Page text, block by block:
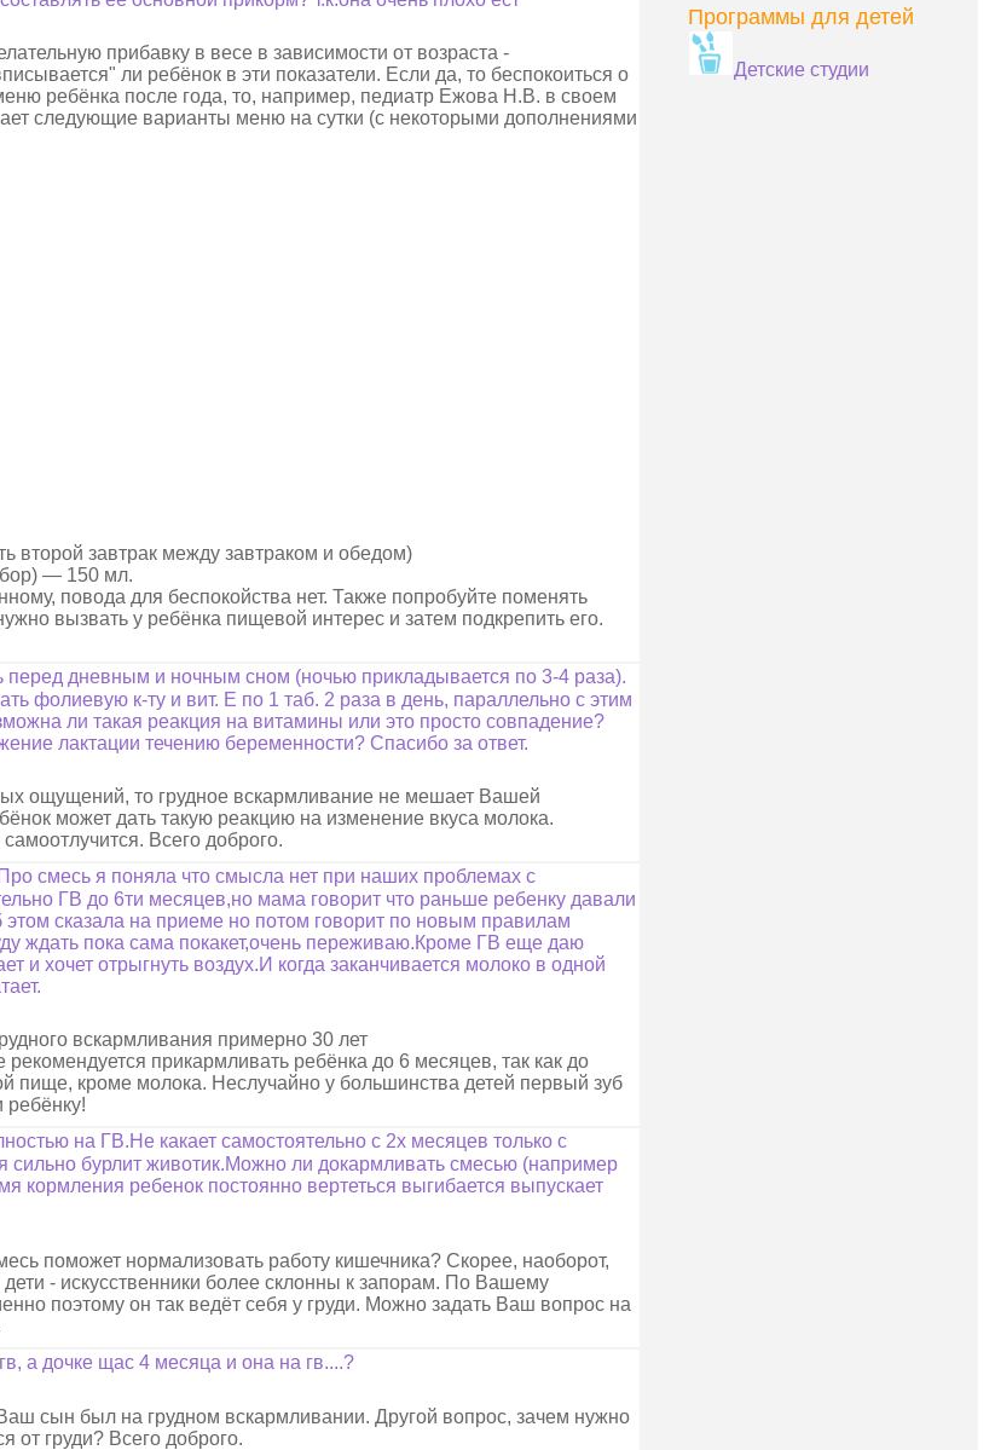
прибавку в весе в зависимости от возраста -
ли ребёнок в эти показатели. Если да, то беспокоиться о
ребёнка после года, то, например, педиатр Ежова Н.В. в своем
следующие варианты меню на сутки (с некоторыми дополнениями
второй завтрак между завтраком и обедом)
— 150 мл.
повода для беспокойства нет. Также попробуйте поменять
вызвать у ребёнка пищевой интерес и затем подкрепить его.
перед дневным и ночным сном (ночью прикладывается по 3-4 раза).
фолиевую к-ту и вит. Е по 1 таб. 2 раза в день, параллельно с этим
ли такая реакция на витамины или это просто совпадение?
лактации течению беременности? Спасибо за ответ.
ощущений, то грудное вскармливание не мешает Вашей
может дать такую реакцию на изменение вкуса молока.
Всего доброго.
смесь я поняла что смысла нет при наших проблемах с
ГВ до 6ти месяцев,но мама говорит что раньше ребенку давали
этом сказала на приеме но потом говорит по новым правилам
ждать пока сама покакет,очень переживаю.Кроме ГВ еще даю
и хочет отрыгнуть воздух.И когда заканчивается молоко в одной
вскармливания примерно 30 лет
прикармливать ребёнка до 6 месяцев, так как до
пище, кроме молока. Неслучайно у большинства детей первый зуб
на ГВ.Не какает самостоятельно с 2х месяцев только с
бурлит животик.Можно ли докармливать смесью (например
ребенок постоянно вертеться выгибается выпускает
поможет нормализовать работу кишечника? Скорее, наоборот,
- искусственники более склонны к запорам. По Вашему
поэтому он так ведёт себя у груди. Можно задать Ваш вопрос на
а дочке щас 4 месяца и она на гв....?
сын был на грудном вскармливании. Другой вопрос, зачем нужно
от груди? Всего доброго.
Программы для детей
Детские студии